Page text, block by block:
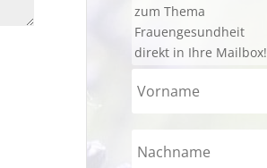
zum Thema
Frauengesundheit
direkt in Ihre Mailbox!